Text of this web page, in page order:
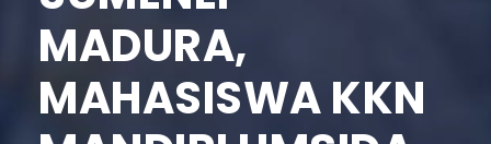
MADURA,
MAHASISWA KKN